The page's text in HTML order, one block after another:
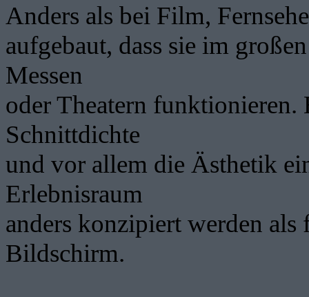
Anders als bei Film,
aufgebaut, dass sie im
Messen
oder Theatern
Schnittdichte
und vor allem die Ästhetik
Erlebnisraum
anders konzipiert werden
Bildschirm.